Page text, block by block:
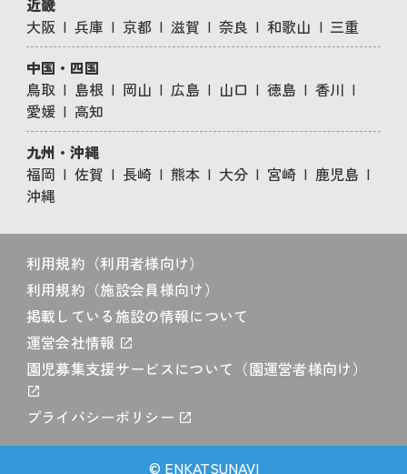
近畿
大阪
兵庫 京都 滋賀 奈良 和歌山
三重
中国・四国
鳥取
島根 岡山 広島 山口 徳島
香川
愛媛
高知
九州・沖縄
福岡
佐賀 長崎 熊本 大分 宮崎
鹿児島
沖縄
利用規約（利用者様向け）
利用規約（施設会員様向け）
掲載している施設の情報について
運営会社情報
園児募集支援サービスについて（園運営者様向け）
プライバシーポリシー
© ENKATSUNAVI